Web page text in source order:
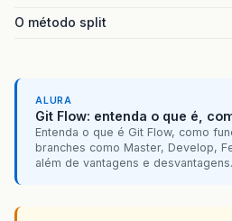
O método split
ALURA
Git Flow: entenda o que é,
Entenda o que é Git Flow, como
branches como Master, Develop,
além de vantagens e desvantagens.